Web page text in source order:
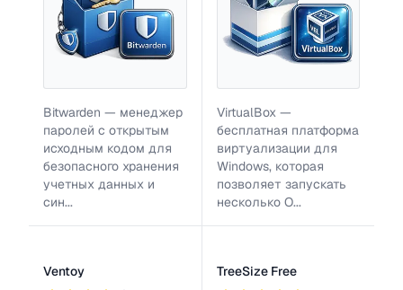
Bitwarden — менеджер
паролей с открытым
исходным кодом для
безопасного хранения
учетных данных и
син...
VirtualBox —
бесплатная платформа
виртуализации для
Windows, которая
позволяет запускать
несколько О...
Ventoy TreeSize Free